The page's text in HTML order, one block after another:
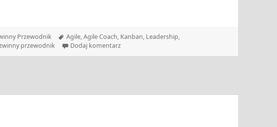
Przewodnik Tagi
Agile,Agile Coach, Kanban, Leadership,
przewodnik Dodaj komentarzdo Zwinny Przewodnik – 01.06.2026